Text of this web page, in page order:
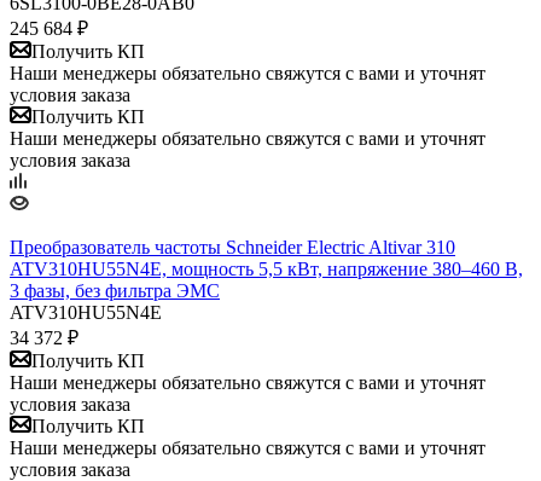
245 684 ₽
Получить КП
Наши менеджеры обязательно свяжутся с вами и уточнят
условия заказа
Получить КП
Наши менеджеры обязательно свяжутся с вами и уточнят
условия заказа
​Преобразователь частоты Schneider Electric Altivar 310
ATV310HU55N4E, мощность 5,5 кВт, напряжение 380–460 В,
3 фазы, без фильтра ЭМС
ATV310HU55N4E
34 372 ₽
Получить КП
Наши менеджеры обязательно свяжутся с вами и уточнят
условия заказа
Получить КП
Наши менеджеры обязательно свяжутся с вами и уточнят
условия заказа